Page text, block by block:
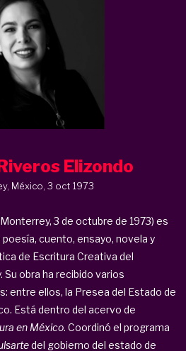
Elizondo
México, 3 oct 1973
3 de octubre de 1973) es
cuento, ensayo, novela y
de Escritura Creativa del
obra ha recibido varios
entre ellos, la Presea del Estado de
Está dentro del acervo de
en México. Coordinó el programa
del gobierno del estado de